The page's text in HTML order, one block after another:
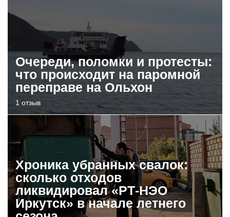
Очереди, поломки и протесты:
что происходит на паромной
переправе на Ольхон
1 отзыв
Хроника убранных свалок:
сколько отходов
ликвидировал «РТ-НЭО
Иркутск» в начале летнего